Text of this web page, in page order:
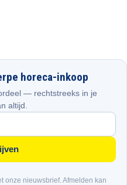
horeca-inkoop
— rechtstreeks in je
altijd.
onze nieuwsbrief. Afmelden kan